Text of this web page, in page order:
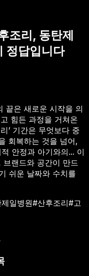
조리, 동탄제
정답입니다
끝은 새로운 시작을 의
힘든 과정을 거쳐온
’ 기간은 무엇보다 중
회복하는 것을 넘어,
안정과 아기와의... 이
랜드와 공간이 만드
쉬운 날짜와 수치를
일병원#산후조리#고